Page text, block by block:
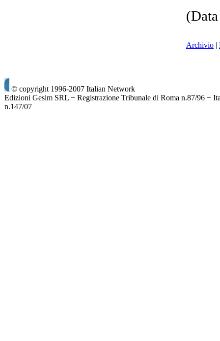
Archivio |
© copyright 1996-2007 Italian Network
Edizioni Gesim SRL − Registrazione Tribunale di Roma n.87/96 −
n.147/07